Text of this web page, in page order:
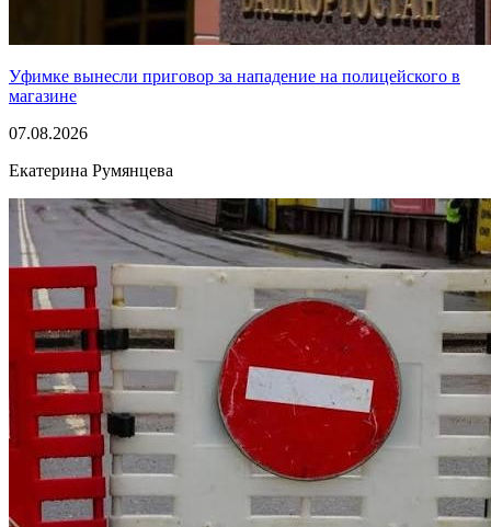
Уфимке вынесли приговор за нападение на полицейского в
магазине
07.08.2026
Екатерина Румянцева